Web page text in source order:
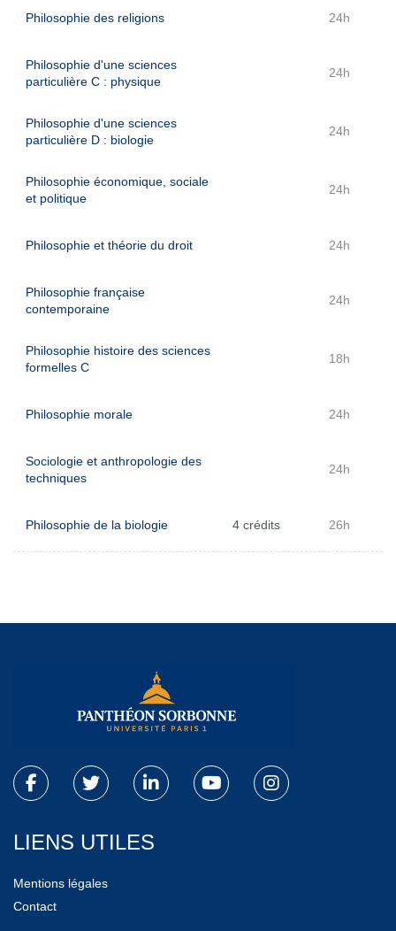
Philosophie des religions 24h
Philosophie d'une sciences
particulière C : physique
24h
Philosophie d'une sciences
particulière D : biologie
24h
Philosophie économique, sociale
et politique
24h
Philosophie et théorie du droit 24h
Philosophie française
contemporaine
24h
Philosophie histoire des sciences
formelles C
18h
Philosophie morale 24h
Sociologie et anthropologie des
techniques
24h
Philosophie de la biologie 4 crédits 26h
LIENS UTILES
Mentions légales
Contact